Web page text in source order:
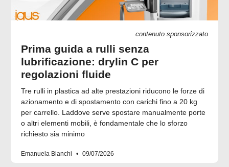
contenuto sponsorizzato
Prima guida a rulli senza
lubrificazione: drylin C per
regolazioni fluide
Tre rulli in plastica ad alte prestazioni riducono le forze di
azionamento e di spostamento con carichi fino a 20 kg
per carrello. Laddove serve spostare manualmente porte
o altri elementi mobili, è fondamentale che lo sforzo
richiesto sia minimo
Emanuela Bianchi 09/07/2026